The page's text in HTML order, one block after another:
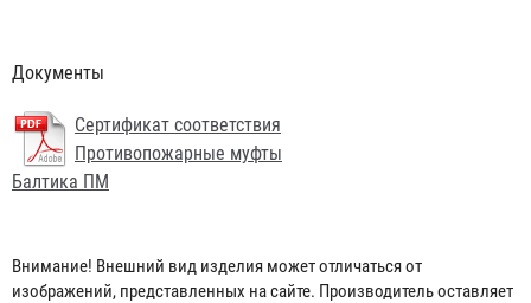
Документы
Сертификат соответствия
Противопожарные муфты
Балтика ПМ
Внимание! Внешний вид изделия может отличаться от
изображений, представленных на сайте. Производитель оставляет
1 619 ₽